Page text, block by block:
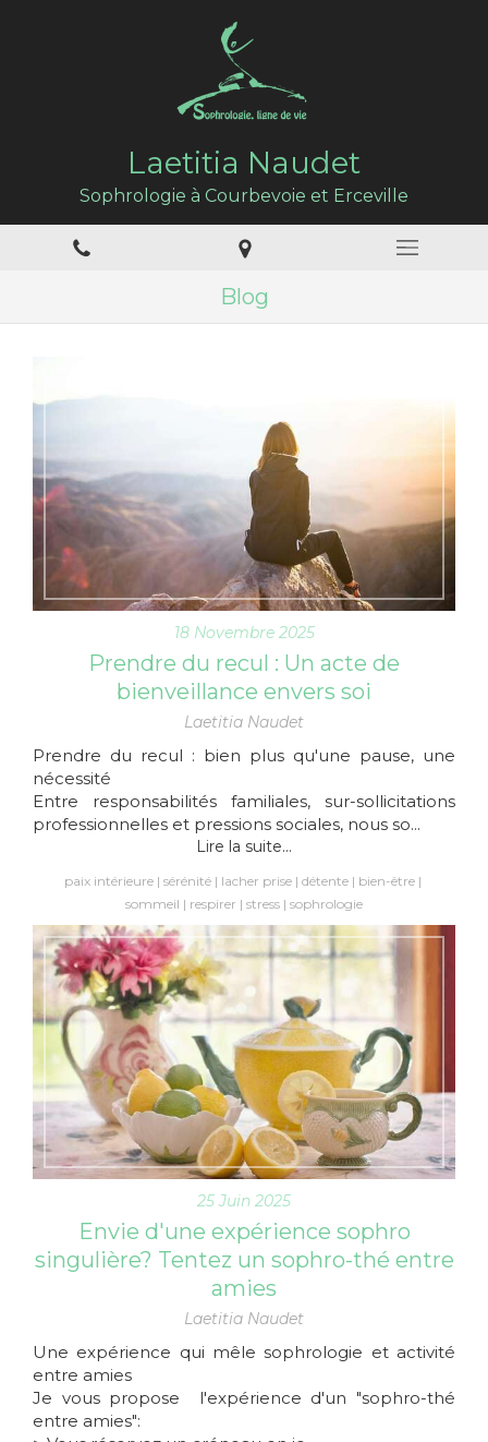
Laetitia Naudet
Sophrologie à Courbevoie et Erceville
Blog
18 Novembre 2025
Prendre du recul : Un acte de
bienveillance envers soi
Laetitia Naudet
Prendre du recul : bien plus qu'une pause, une
nécessité
Entre responsabilités familiales, sur-sollicitations
professionnelles et pressions sociales, nous so...
Lire la suite...
paix intérieure sérénité lacher prise détente
bien-être
sommeil
respirer stress sophrologie
25 Juin 2025
Envie d'une expérience sophro
singulière? Tentez un sophro-thé entre
amies
Laetitia Naudet
Une expérience qui mêle sophrologie et activité
entre amies
Je vous propose l'expérience d'un "sophro-thé
entre amies":